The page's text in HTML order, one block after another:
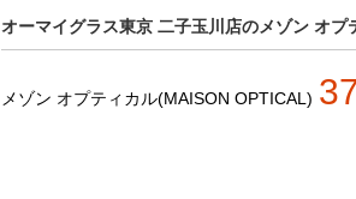
オーマイグラス東京 二子玉川店のメゾン オ
メゾン オプティカル(MAISON OPTICAL)